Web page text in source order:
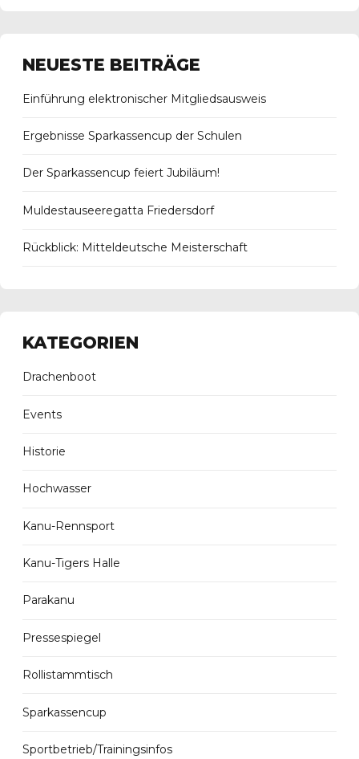
NEUESTE BEITRÄGE
Einführung elektronischer Mitgliedsausweis
Ergebnisse Sparkassencup der Schulen
Der Sparkassencup feiert Jubiläum!
Muldestauseeregatta Friedersdorf
Rückblick: Mitteldeutsche Meisterschaft
KATEGORIEN
Drachenboot
Events
Historie
Hochwasser
Kanu-Rennsport
Kanu-Tigers Halle
Parakanu
Pressespiegel
Rollistammtisch
Sparkassencup
Sportbetrieb/Trainingsinfos